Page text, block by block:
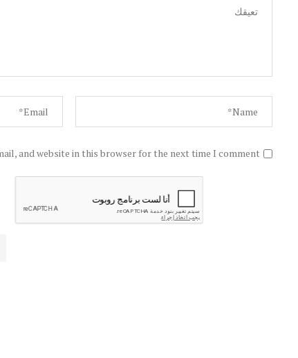
and website in this browser for the next time I comment.